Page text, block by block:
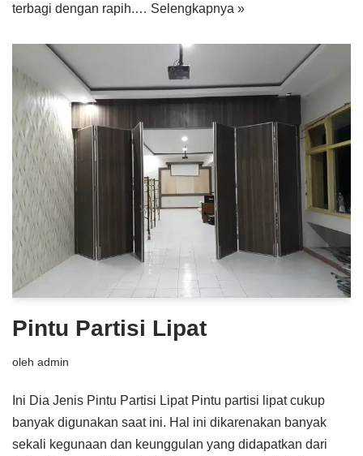
terbagi dengan rapih.… Selengkapnya »
Pintu Partisi Lipat
oleh admin
Ini Dia Jenis Pintu Partisi Lipat Pintu partisi lipat cukup
banyak digunakan saat ini. Hal ini dikarenakan banyak
sekali kegunaan dan keunggulan yang didapatkan dari